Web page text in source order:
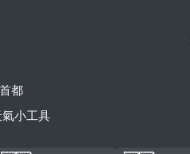
都
小工具